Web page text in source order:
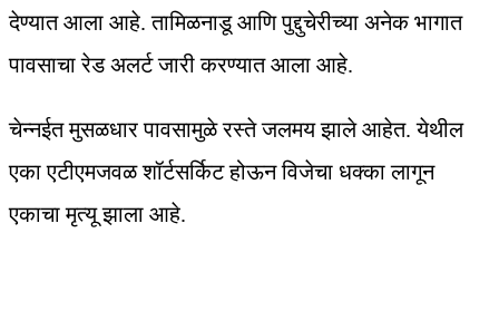
देण्यात आला आहे. तामिळनाडू आणि पुद्दुचेरीच्या अनेक भागात
पावसाचा रेड अलर्ट जारी करण्यात आला आहे.
चेन्नईत मुसळधार पावसामुळे रस्ते जलमय झाले आहेत. येथील
एका एटीएमजवळ शॉर्टसर्किट होऊन विजेचा धक्का लागून
एकाचा मृत्यू झाला आहे.